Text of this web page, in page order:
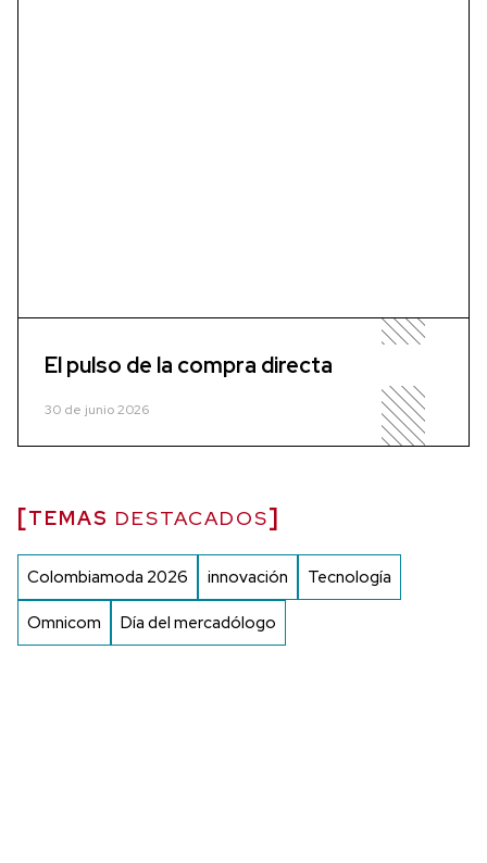
El pulso de la compra directa
30 de junio 2026
TEMAS DESTACADOS
Colombiamoda 2026 innovación Tecnología
Omnicom Día del mercadólogo